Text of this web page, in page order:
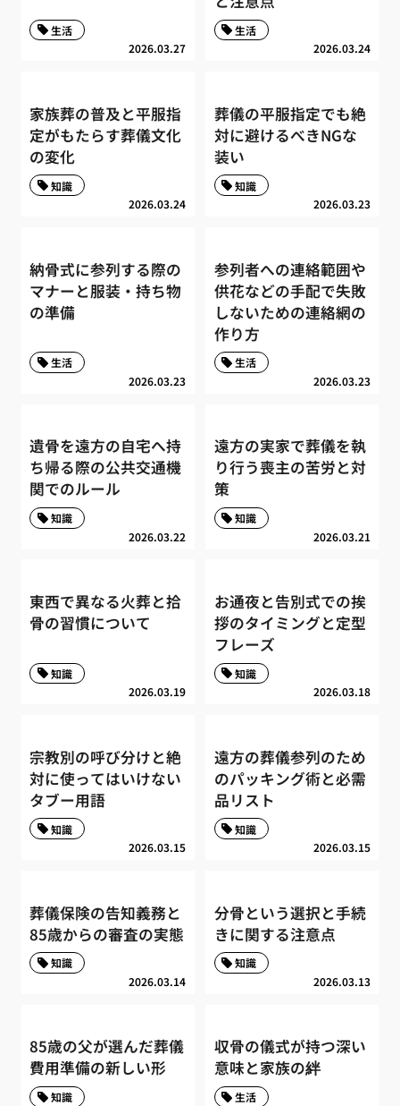
2026.03.27
生活
2026.03.24
生活
家族葬の普及と平服指
定がもたらす葬儀文化
の変化
2026.03.24
知識
葬儀の平服指定でも絶
対に避けるべきNGな
装い
2026.03.23
知識
納骨式に参列する際の
マナーと服装・持ち物
の準備
2026.03.23
生活
参列者への連絡範囲や
供花などの手配で失敗
しないための連絡網の
作り方
2026.03.23
生活
遺骨を遠方の自宅へ持
ち帰る際の公共交通機
関でのルール
2026.03.22
知識
遠方の実家で葬儀を執
り行う喪主の苦労と対
策
2026.03.21
知識
東西で異なる火葬と拾
骨の習慣について
2026.03.19
知識
お通夜と告別式での挨
拶のタイミングと定型
フレーズ
2026.03.18
知識
宗教別の呼び分けと絶
対に使ってはいけない
タブー用語
2026.03.15
知識
遠方の葬儀参列のため
のパッキング術と必需
品リスト
2026.03.15
知識
葬儀保険の告知義務と
85歳からの審査の実態
2026.03.14
知識
分骨という選択と手続
きに関する注意点
2026.03.13
知識
85歳の父が選んだ葬儀
費用準備の新しい形
知識
収骨の儀式が持つ深い
意味と家族の絆
生活